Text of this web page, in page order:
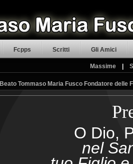
Fcpps Scritti Gli Amici
Massime|
Beato Tommaso Maria Fusco Fondatore delle
O Dio,
nel